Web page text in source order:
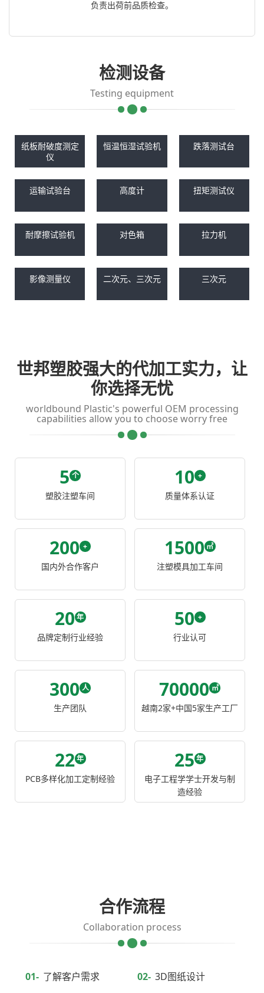
负责出荷前品质检查。
检测设备
Testing equipment
纸板耐破度测定
仪
恒温恒湿试验机 跌落测试台
运输试验台 高度计 扭矩测试仪
耐摩擦试验机 对色箱 拉力机
影像测量仪 二次元、三次元 三次元
世邦塑胶强大的代加工实力，让
你选择无忧
worldbound Plastic's powerful OEM processing
capabilities allow you to choose worry free
5 个
塑胶注塑车间
10 +
质量体系认证
200 +
国内外合作客户
1500 ㎡
注塑模具加工车间
20 年
品牌定制行业经验
50 +
行业认可
300 人
生产团队
70000 ㎡
越南2家+中国5家生产工厂
22 年
PCB多样化加工定制经验
25 年
电子工程学学士开发与制
造经验
合作流程
Collaboration process
01- 了解客户需求 02- 3D图纸设计